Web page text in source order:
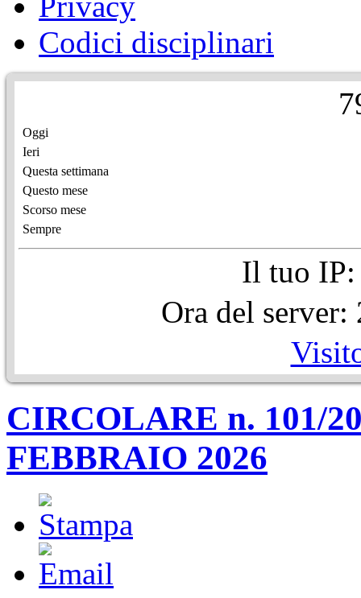
Codici disciplinari
7
Oggi
Ieri
Questa settimana
Questo mese
Scorso mese
Sempre
Il tuo IP:
Ora del
CIRCOLARE n. 101/
FEBBRAIO 2026